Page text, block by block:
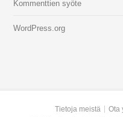
Kommenttien syöte
WordPress.org
Tietoja meistä Ota